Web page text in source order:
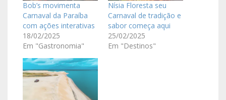
Bob’s movimenta
Carnaval da Paraíba
com ações interativas
18/02/2025
Em "Gastronomia"
Nísia Floresta seu
Carnaval de tradição e
sabor começa aqui
25/02/2025
Em "Destinos"